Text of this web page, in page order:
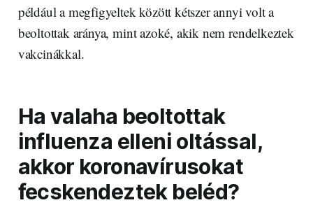
például a megfigyeltek között kétszer annyi volt a
beoltottak aránya, mint azoké, akik nem rendelkeztek
vakcinákkal.
Ha valaha beoltottak
influenza elleni oltással,
akkor koronavírusokat
fecskendeztek beléd?